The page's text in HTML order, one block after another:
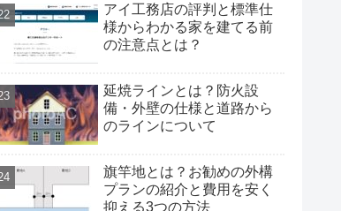
アイ工務店の評判と標準仕
様からわかる家を建てる前
の注意点とは？
延焼ラインとは？防火設
備・外壁の仕様と道路から
のラインについて
旗竿地とは？お勧めの外構
プランの紹介と費用を安く
抑える3つの方法